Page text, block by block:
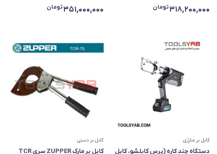
318,200,000تومان 351,000,000تومان
کابل بر شارژی
دستگاه چند کاره (پرس کابلشو، کابل
کابل بر دستی
کابل بر مارک ZUPPER سری TCR